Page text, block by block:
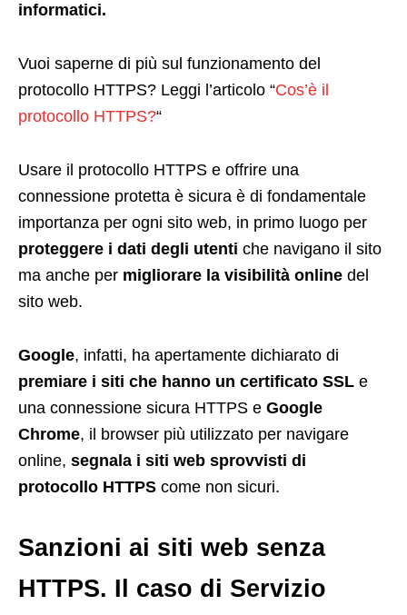
informatici.
Vuoi saperne di più sul funzionamento del
protocollo HTTPS? Leggi l’articolo “Cos’è il
protocollo HTTPS?“
Usare il protocollo HTTPS e offrire una
connessione protetta è sicura è di fondamentale
importanza per ogni sito web, in primo luogo per
proteggere i dati degli utenti che navigano il sito
ma anche per migliorare la visibilità online del
sito web.
Google, infatti, ha apertamente dichiarato di
premiare i siti che hanno un certificato SSL e
una connessione sicura HTTPS e Google
Chrome, il browser più utilizzato per navigare
online, segnala i siti web sprovvisti di
protocollo HTTPS come non sicuri.
Sanzioni ai siti web senza
HTTPS. Il caso di Servizio